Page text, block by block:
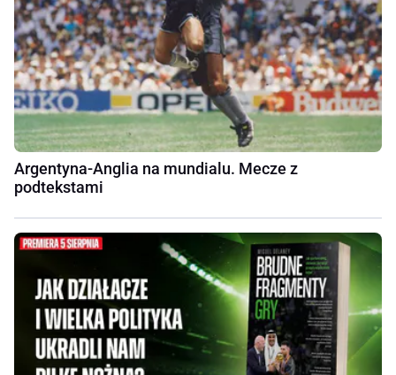
Argentyna-Anglia na mundialu. Mecze z
podtekstami